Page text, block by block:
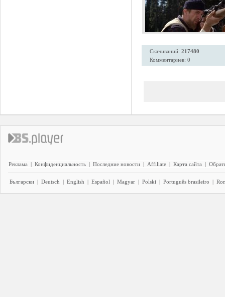
Скачиваний: 217480
Комментариев: 0
Реклама | Конфиденциальность | Последние новости | Affiliate | Карта сайта |
Български | Deutsch | English | Español | Magyar | Polski | Português brasileiro |